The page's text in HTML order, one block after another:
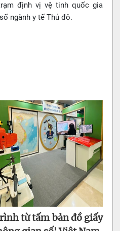
định vị vệ tinh quốc gia
ngành y tế Thủ đô.
từ tấm bản đồ giấy